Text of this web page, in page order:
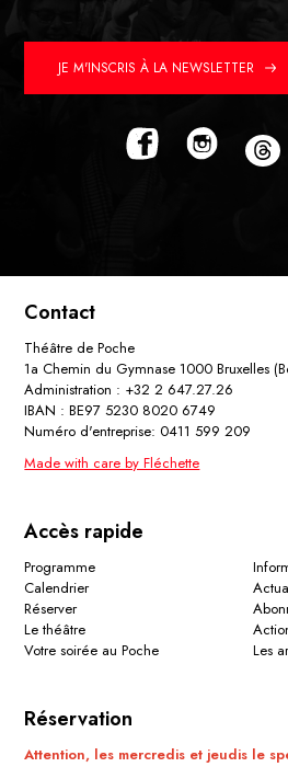
JE M'INSCRIS À LA NEWSLETTER
Contact
Théâtre de Poche
1a Chemin du Gymnase 1000 Bruxelles
Administration : +32 2 647.27.26
IBAN : BE97 5230 8020 6749
Numéro d'entreprise: 0411 599 209
Made with care by Fléchette
Accès rapide
Programme
Calendrier
Réserver
Le théâtre
Votre soirée au Poche
Les
Réservation
Attention, les mercredis et jeudis le